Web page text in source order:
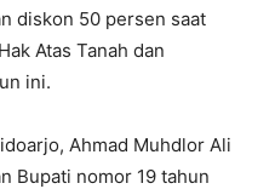
diskon 50 persen saat
Atas Tanah dan
ini.
Ahmad Muhdlor Ali
Bupati nomor 19 tahun